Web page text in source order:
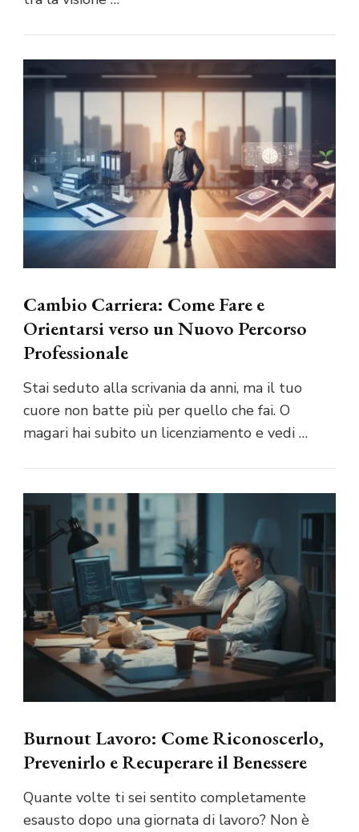
Cambio Carriera: Come Fare e
Orientarsi verso un Nuovo Percorso
Professionale
Stai seduto alla scrivania da anni, ma il tuo
cuore non batte più per quello che fai. O
magari hai subito un licenziamento e vedi …
Burnout Lavoro: Come Riconoscerlo,
Prevenirlo e Recuperare il Benessere
Quante volte ti sei sentito completamente
esausto dopo una giornata di lavoro? Non è